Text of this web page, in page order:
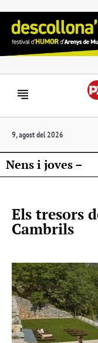
9, agost del 2026
Nens i joves –
Els tresors
Cambrils